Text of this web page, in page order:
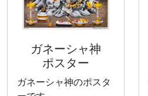
ガネーシャ神
ポスター
ガネーシャ神のポスタ